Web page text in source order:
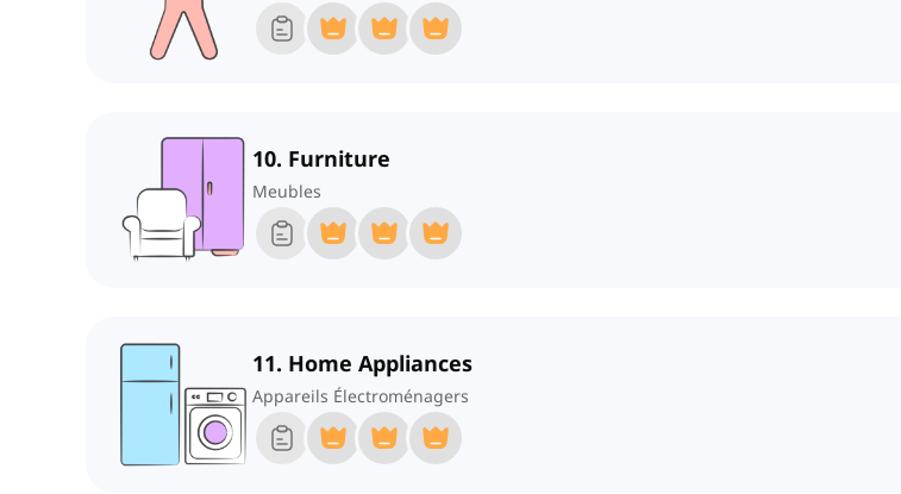
10. Furniture
Meubles
11. Home Appliances
Appareils Électroménagers